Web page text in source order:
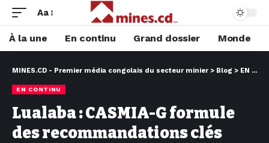
Aa
À la une En continu Grand dossier Monde
MINES.CD - Premier média congolais du secteur minier > Blog > EN CONTINU
EN CONTINU
Lualaba : CASMIA-G formule
des recommandations clés